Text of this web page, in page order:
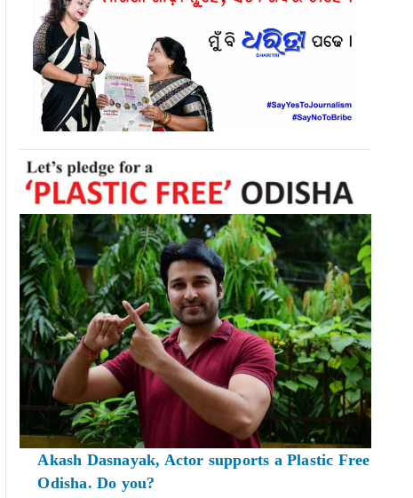
Akash Dasnayak, Actor supports a Plastic Free
Odisha. Do you?